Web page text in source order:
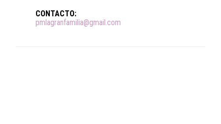
CONTACTO:
pmlagranfamilia@gmail.com